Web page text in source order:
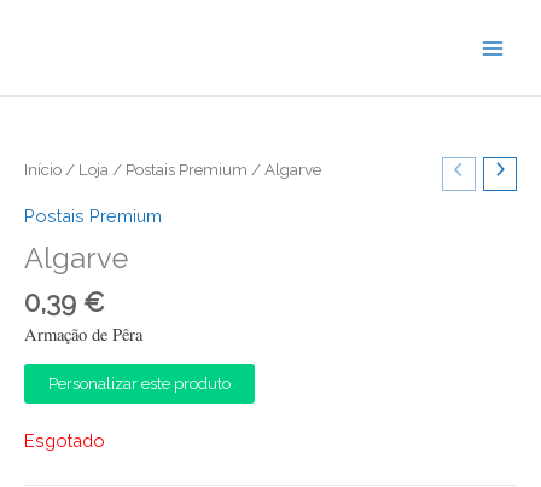
Início / Loja / Postais Premium / Algarve
Postais Premium
Algarve
0,39 €
Armação de Pêra
Personalizar este produto
Esgotado